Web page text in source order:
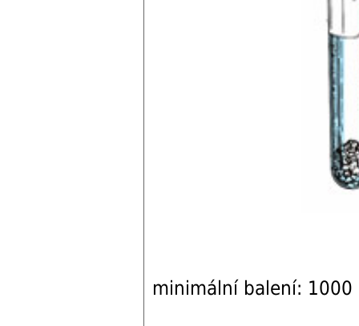
minimální balení: 1000